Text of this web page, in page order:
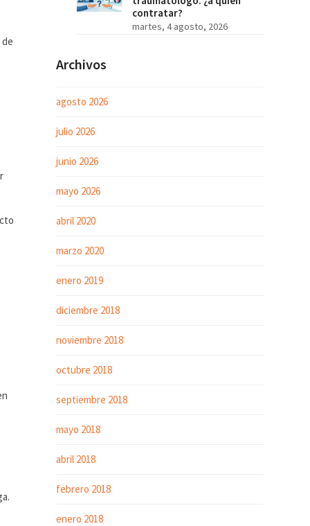
contratar?
martes, 4 agosto, 2026
Archivos
agosto 2026
julio 2026
junio 2026
mayo 2026
abril 2020
marzo 2020
enero 2019
diciembre 2018
noviembre 2018
octubre 2018
septiembre 2018
mayo 2018
abril 2018
febrero 2018
enero 2018